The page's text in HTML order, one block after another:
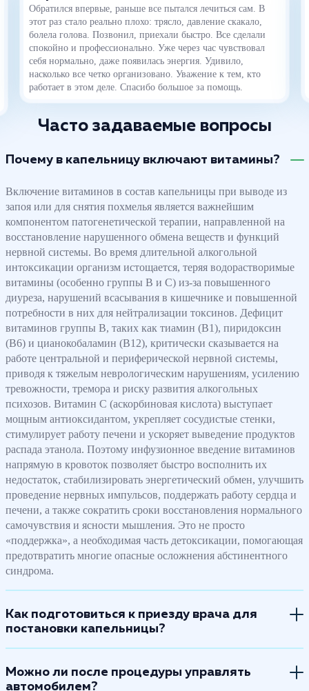
Обратился впервые, раньше все пытался лечиться сам. В
этот раз стало реально плохо: трясло, давление скакало,
болела голова. Позвонил, приехали быстро. Все сделали
спокойно и профессионально. Уже через час чувствовал
себя нормально, даже появилась энергия. Удивило,
насколько все четко организовано. Уважение к тем, кто
работает в этом деле. Спасибо большое за помощь.
Часто задаваемые вопросы
Почему в капельницу включают витамины?
Включение витаминов в состав капельницы при выводе из
запоя или для снятия похмелья является важнейшим
компонентом патогенетической терапии, направленной на
восстановление нарушенного обмена веществ и функций
нервной системы. Во время длительной алкогольной
интоксикации организм истощается, теряя водорастворимые
витамины (особенно группы В и С) из-за повышенного
диуреза, нарушений всасывания в кишечнике и повышенной
потребности в них для нейтрализации токсинов. Дефицит
витаминов группы В, таких как тиамин (В1), пиридоксин
(В6) и цианокобаламин (В12), критически сказывается на
работе центральной и периферической нервной системы,
приводя к тяжелым неврологическим нарушениям, усилению
тревожности, тремора и риску развития алкогольных
психозов. Витамин С (аскорбиновая кислота) выступает
мощным антиоксидантом, укрепляет сосудистые стенки,
стимулирует работу печени и ускоряет выведение продуктов
распада этанола. Поэтому инфузионное введение витаминов
напрямую в кровоток позволяет быстро восполнить их
недостаток, стабилизировать энергетический обмен, улучшить
проведение нервных импульсов, поддержать работу сердца и
печени, а также сократить сроки восстановления нормального
самочувствия и ясности мышления. Это не просто
«поддержка», а необходимая часть детоксикации, помогающая
предотвратить многие опасные осложнения абстинентного
синдрома.
Как подготовиться к приезду врача для
постановки капельницы?
Можно ли после процедуры управлять
автомобилем?